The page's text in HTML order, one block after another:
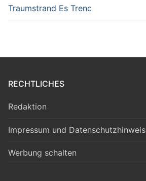
Traumstrand Es Trenc
RECHTLICHES
Redaktion
Impressum und Datenschutzhinweis
Werbung schalten